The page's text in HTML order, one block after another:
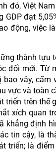
đó, Việt
đạt
động, việc
thành
đổi mới. Từ
vây, cấm
vực và toàn
trên thế
xích quan
khẳng định
tin cậy, là
triển; là